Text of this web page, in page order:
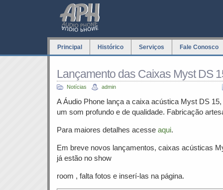
Principal Histórico Serviços Fale Conosco
Lançamento das Caixas Myst DS
Notícias admin
A Áudio Phone lança a caixa acústica Myst DS
um som profundo e de qualidade. Fabricação
Para maiores detalhes acesse aqui.
Em breve novos lançamentos, caixas acústicas
já estão no show
room , falta fotos e inserí-las na página.